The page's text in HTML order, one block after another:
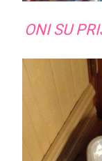
ONI SU